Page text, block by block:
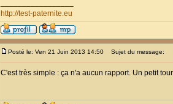
http://test-paternite.eu
Posté le: Ven 21 Juin 2013 14:50 Sujet du message:
C'est très simple : ça n'a aucun rapport. Un petit